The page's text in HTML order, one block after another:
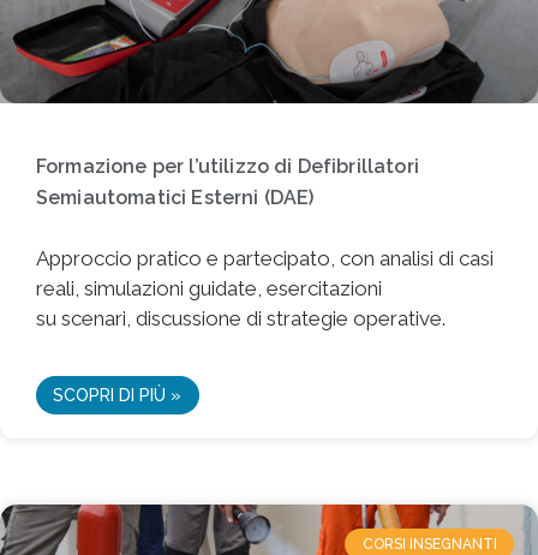
Formazione per l’utilizzo di Defibrillatori
Semiautomatici Esterni (DAE)
Approccio pratico e partecipato, con analisi di casi
reali, simulazioni guidate, esercitazioni
su scenari, discussione di strategie operative.
SCOPRI DI PIÙ »
CORSI INSEGNANTI